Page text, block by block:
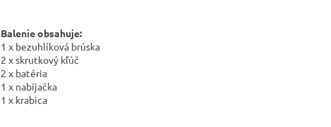
Balenie obsahuje:
1 x bezuhlíková brúska
2 x skrutkový kľúč
2 x batéria
1 x nabíjačka
1 x krabica